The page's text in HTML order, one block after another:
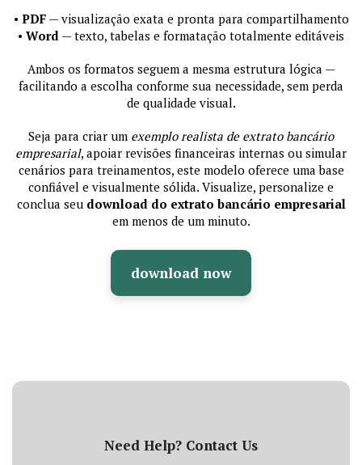
• PDF— visualização exata e pronta para compartilhamento
• Word — texto, tabelas e formatação totalmente editáveis
Ambos os formatos seguem a mesma estrutura lógica —
facilitando a escolha conforme sua necessidade, sem perda
de qualidade visual.
Seja para criar um exemplo realista de extrato bancário
empresarial, apoiar revisões financeiras internas ou simular
cenários para treinamentos, este modelo oferece uma base
confiável e visualmente sólida. Visualize, personalize e
conclua seu download do extrato bancário empresarial
em menos de um minuto.
download now
Need Help? Contact Us